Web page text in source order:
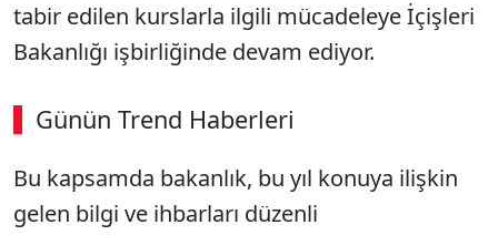
tabir edilen kurslarla ilgili mücadeleye İçişleri
Bakanlığı işbirliğinde devam ediyor.
Günün Trend Haberleri
Bu kapsamda bakanlık, bu yıl konuya ilişkin
gelen bilgi ve ihbarları düzenli